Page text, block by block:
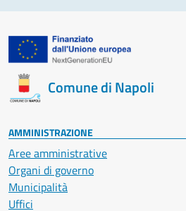
Comune di Napoli
AMMINISTRAZIONE
Aree amministrative
Organi di governo
Municipalità
Uffici